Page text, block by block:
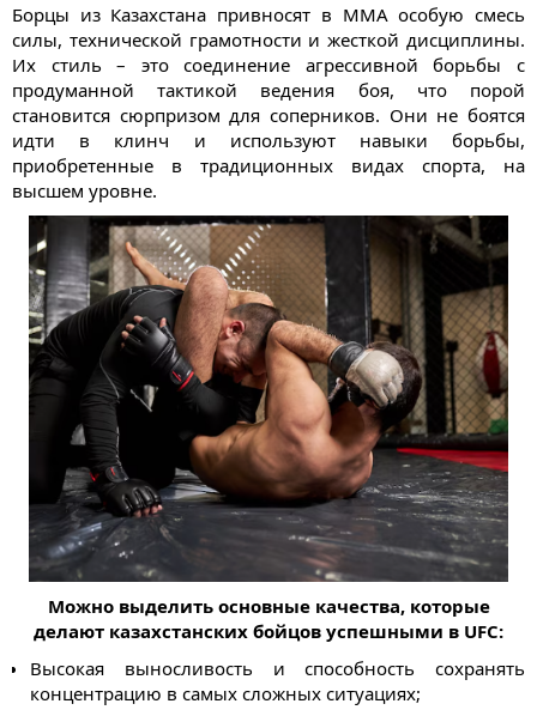
Борцы из Казахстана привносят в ММА особую смесь
силы, технической грамотности и жесткой дисциплины.
Их стиль – это соединение агрессивной борьбы с
продуманной тактикой ведения боя, что порой
становится сюрпризом для соперников. Они не боятся
идти в клинч и используют навыки борьбы,
приобретенные в традиционных видах спорта, на
высшем уровне.
Можно выделить основные качества, которые
делают казахстанских бойцов успешными в UFC:
Высокая выносливость и способность сохранять
концентрацию в самых сложных ситуациях;